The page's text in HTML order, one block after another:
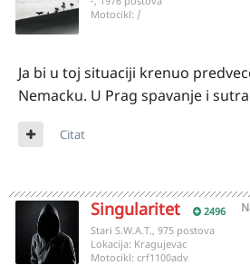
Motocikl: /
Ja bi u toj situaciji krenuo
Nemacku. U Prag spavanje i
Citat
Singularitet 2496
Stari S.W.A.T., 975 postova
Lokacija: Kragujevac
Motocikl: crf1100adv